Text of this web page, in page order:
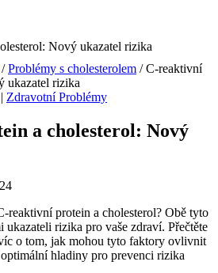
/ Problémy s cholesterolem / C-reaktivní
ukazatel rizika
| Zdravotní Problémy
a cholesterol: Nový
reaktivní protein a cholesterol? Obě tyto
rizika pro vaše zdraví. Přečtěte
o tom, jak mohou tyto faktory ovlivnit
hladiny pro prevenci rizika